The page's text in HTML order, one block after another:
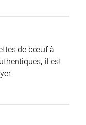
de bœuf à
il est